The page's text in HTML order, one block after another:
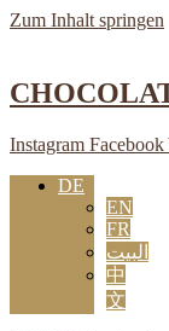
Zum Inhalt springen
Instagram Facebook
DE
EN
FR
البيت
中
文